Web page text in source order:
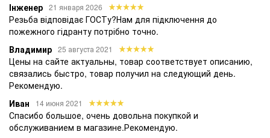
Інженер 21 января 2026
Резьба відповідає ГОСТу?Нам для підключення до
пожежного гідранту потрібно точно.
Владимир 25 августа 2021
Цены на сайте актуальны, товар соответствует описанию,
связались быстро, товар получил на следующий день.
Рекомендую.
Иван
14 июня 2021
Спасибо большое, очень довольна покупкой и
обслуживанием в магазине.Рекомендую.